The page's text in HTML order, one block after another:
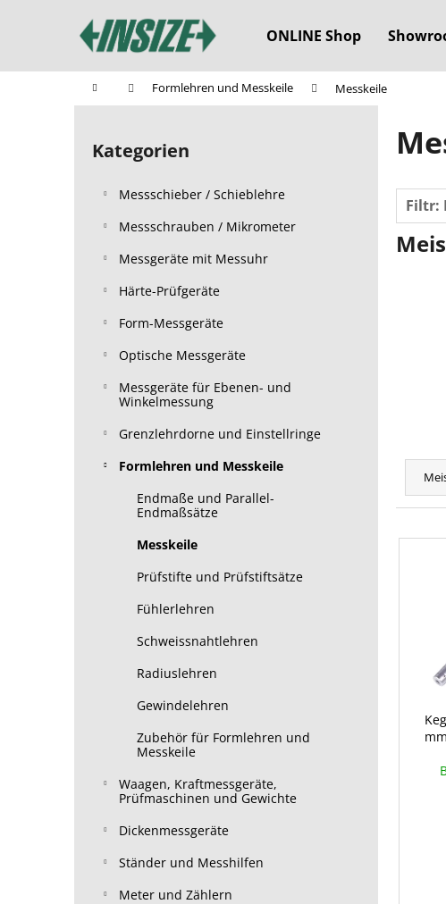
ONLINE Shop
StartseiteFormlehren und Messkeile Messkeile
S
Kategorien
überspringen
Kategorien
Messschieber / Schieblehre
Messschrauben / Mikrometer
Messgeräte mit Messuhr
Härte-Prüfgeräte
Form-Messgeräte
Optische Messgeräte
Messgeräte für Ebenen- und
Winkelmessung
Grenzlehrdorne und Einstellringe
Formlehren und Messkeile
Endmaße und Parallel-
Endmaßsätze
Messkeile
Prüfstifte und Prüfstiftsätze
Fühlerlehren
Schweissnahtlehren
Radiuslehren
Gewindelehren
Zubehör für Formlehren und
Messkeile
Waagen, Kraftmessgeräte,
Prüfmaschinen und Gewichte
Dickenmessgeräte
Ständer und Messhilfen
Meter und Zählern
Filtr:
P
o
L
e
Zurück
zum
Zurück
zum